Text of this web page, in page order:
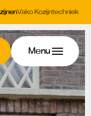
Vako Kozijntechniek
Menu